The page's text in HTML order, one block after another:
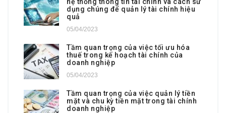
dụng chúng để quản lý tài chính hiệu
quả
05/04/2023
Tầm quan trọng của việc tối ưu hóa
thuế trong kế hoạch tài chính của
doanh nghiệp
05/04/2023
Tầm quan trọng của việc quản lý tiền
mặt và chu kỳ tiền mặt trong tài chính
doanh nghiệp